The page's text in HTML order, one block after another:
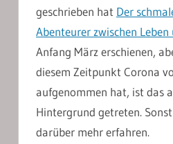
geschrieben hat Der
Abenteurer zwischen Leben
Anfang März erschienen,
diesem Zeitpunkt Corona
aufgenommen hat, ist das
Hintergrund getreten.
darüber mehr erfahren.